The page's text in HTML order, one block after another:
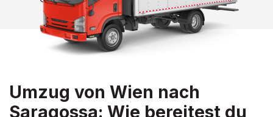
Umzug von Wien nach
Saragossa: Wie bereitest du